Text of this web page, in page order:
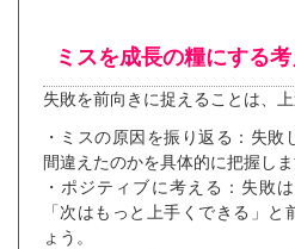
ミスを成長の糧にする
失敗を前向きに捉えることは、上
・ミスの原因を振り返る：失
間違えたのかを具体的に把握しま
・ポジティブに考える：失敗
「次はもっと上手くできる」
ょう。